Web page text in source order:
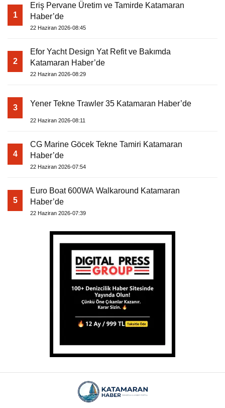
1
Eriş Pervane Üretim ve Tamirde Katamaran
Haber’de
22 Haziran 2026-08:45
2
Efor Yacht Design Yat Refit ve Bakımda
Katamaran Haber’de
22 Haziran 2026-08:29
3 Yener Tekne Trawler 35 Katamaran Haber’de
22 Haziran 2026-08:11
4
CG Marine Göcek Tekne Tamiri Katamaran
Haber’de
22 Haziran 2026-07:54
5
Euro Boat 600WA Walkaround Katamaran
Haber’de
22 Haziran 2026-07:39